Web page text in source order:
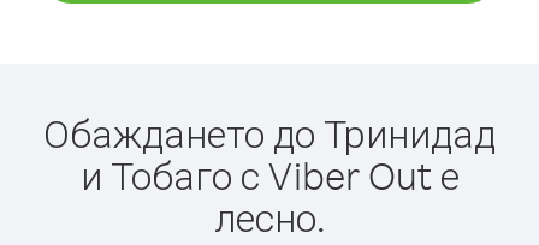
Обаждането до Тринидад
и Тобаго с Viber Out е
лесно.